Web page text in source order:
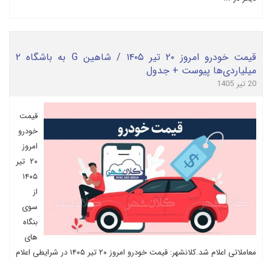
قیمت خودرو امروز ۲۰ تیر ۱۴۰۵ / شاهین G به باشگاه ۲
میلیاردی‌ها پیوست + جدول
20 تیر 1405
قیمت
خودرو
امروز
۲۰ تیر
۱۴۰۵
از
سوی
بنگاه
های
معاملاتی اعلام شد.کلانشهر: قیمت خودرو امروز ۲۰ تیر ۱۴۰۵ در شرایطی اعلام